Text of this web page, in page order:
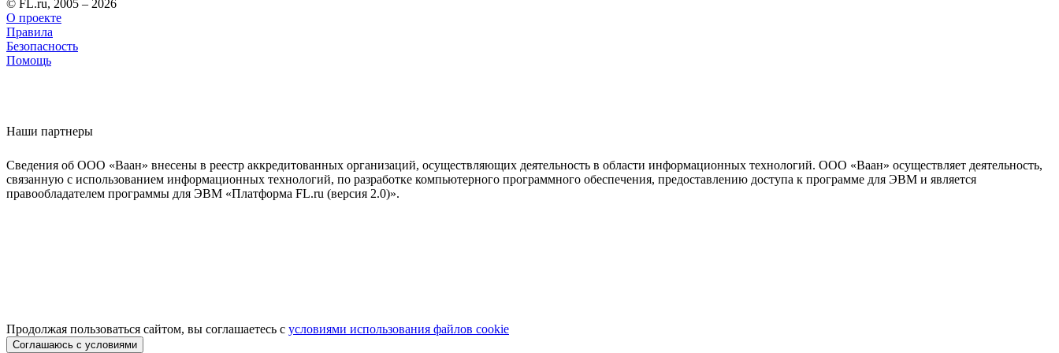
© FL.ru, 2005 – 2026
О проекте
Правила
Безопасность
Помощь
Наши партнеры
Сведения об ООО «Ваан» внесены в реестр аккредитованных организаций, осуществляющих деятельность в области информационных технологий. ООО «Ваан» осуществляет деятельность,
связанную с использованием информационных технологий, по разработке компьютерного программного обеспечения, предоставлению доступа к программе для ЭВМ и является
правообладателем программы для ЭВМ «Платформа FL.ru (версия 2.0)».
Продолжая пользоваться сайтом, вы соглашаетесь с условиями использования файлов cookie
Соглашаюсь с условиями